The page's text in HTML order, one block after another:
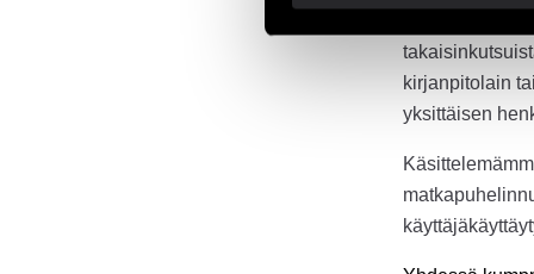
kirjanpitolain
yksittäisen